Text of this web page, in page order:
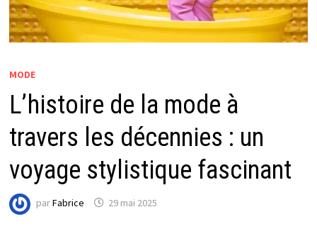
MODE
L’histoire de la mode à
travers les décennies : un
voyage stylistique fascinant
parFabrice 29 mai 2025